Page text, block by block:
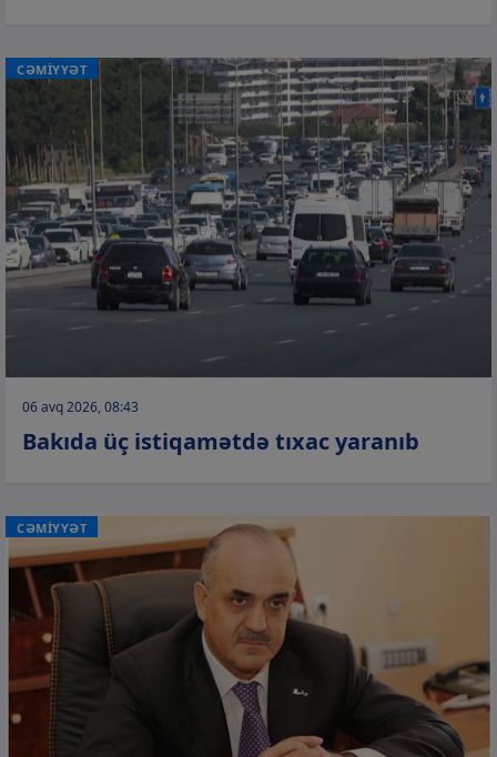
CƏMİYYƏT
06 avq 2026, 08:43
Bakıda üç istiqamətdə tıxac yaranıb
CƏMİYYƏT